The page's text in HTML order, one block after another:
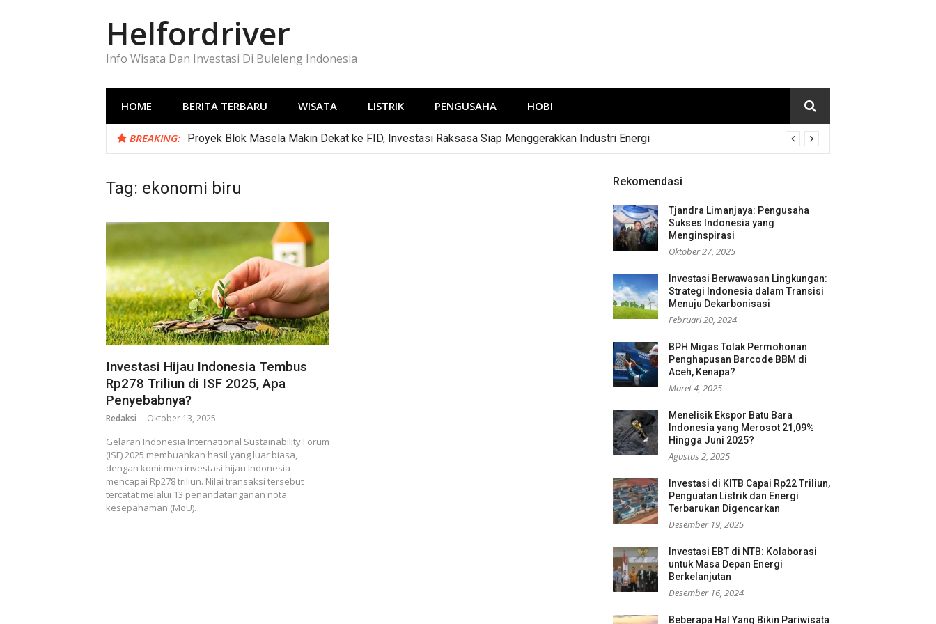
Helfordriver
Info Wisata Dan Investasi Di Buleleng Indonesia
HOME BERITA TERBARU WISATA LISTRIK PENGUSAHA HOBI
BREAKING: Proyek Blok Masela Makin Dekat ke FID, Investasi Raksasa Siap Menggerakkan Industri Energi
Tag: ekonomi biru
Investasi Hijau Indonesia Tembus
Rp278 Triliun di ISF 2025, Apa
Penyebabnya?
Redaksi Oktober 13, 2025
Gelaran Indonesia International Sustainability Forum
(ISF) 2025 membuahkan hasil yang luar biasa,
dengan komitmen investasi hijau Indonesia
mencapai Rp278 triliun. Nilai transaksi tersebut
tercatat melalui 13 penandatanganan nota
kesepahaman (MoU)…
Rekomendasi
Tjandra Limanjaya: Pengusaha
Sukses Indonesia yang
Menginspirasi
Oktober 27, 2025
Investasi Berwawasan Lingkungan:
Strategi Indonesia dalam Transisi
Menuju Dekarbonisasi
Februari 20, 2024
BPH Migas Tolak Permohonan
Penghapusan Barcode BBM di
Aceh, Kenapa?
Maret 4, 2025
Menelisik Ekspor Batu Bara
Indonesia yang Merosot 21,09%
Hingga Juni 2025?
Agustus 2, 2025
Investasi di KITB Capai Rp22 Triliun,
Penguatan Listrik dan Energi
Terbarukan Digencarkan
Desember 19, 2025
Investasi EBT di NTB: Kolaborasi
untuk Masa Depan Energi
Berkelanjutan
Desember 16, 2024
Beberapa Hal Yang Bikin Pariwisata